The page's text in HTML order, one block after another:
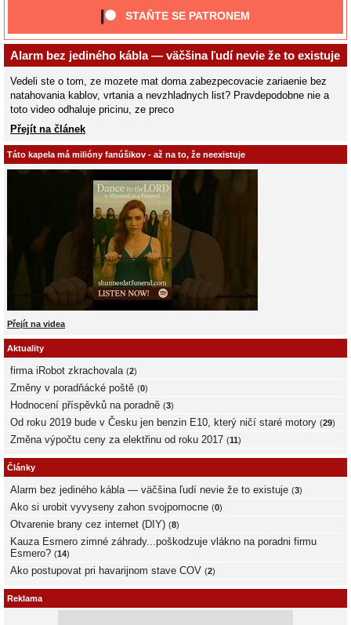
STAŇTE SE PATRONEM
Alarm bez jediného kábla — väčšina ľudí nevie že to existuje
Vedeli ste o tom, ze mozete mat doma zabezpecovacie zariaenie bez
natahovania kablov, vrtania a nevzhladnych list? Pravdepodobne nie a
toto video odhaluje pricinu, ze preco
Přejít na článek
Táto kapela má milióny fanúšikov - až na to, že neexistuje
Přejít na videa
Aktuality
firma iRobot zkrachovala (2)
Změny v poradňácké poště (0)
Hodnocení příspěvků na poradně (3)
Od roku 2019 bude v Česku jen benzin E10, který ničí staré motory (29)
Změna výpočtu ceny za elektřinu od roku 2017 (11)
Články
Alarm bez jediného kábla — väčšina ľudí nevie že to existuje (3)
Ako si urobit vyvyseny zahon svojpomocne (0)
Otvarenie brany cez internet (DIY) (8)
Kauza Esmero zimné záhrady...poškodzuje vlákno na poradni firmu
Esmero? (14)
Ako postupovat pri havarijnom stave COV (2)
Reklama